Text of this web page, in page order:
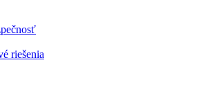
riešenia